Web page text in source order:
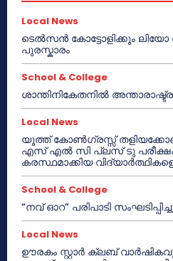
Local News
ടെൽസൻ കോട്ടോളിക്കും
പുരസ്കാരം
School & College
ശാന്തിനികേതനിൽ
Local News
യൂത്ത് കോൺഗ്രസ്സ്
എസ് എൽ സി പ്ലസ് ടു
കരസ്ഥമാക്കിയ
School & College
“നവ് ഓറ” പരിപാടി
Local News
ഊരകം സ്റ്റാർ ക്ലബ്